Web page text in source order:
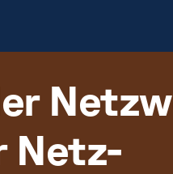
Netz-